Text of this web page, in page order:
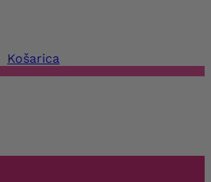
Košarica